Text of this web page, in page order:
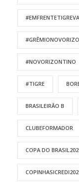
#NOVORIZONTINO
#TIGRE
BRASILEIRÃO B
CLUBEFORMADOR
COPA DO